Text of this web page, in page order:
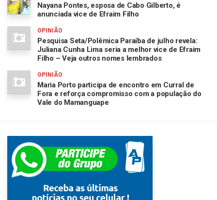
Nayana Pontes, esposa de Cabo Gilberto, é
anunciada vice de Efraim Filho
OPINIÃO
Pesquisa Seta/Polêmica Paraíba de julho revela:
Juliana Cunha Lima seria a melhor vice de Efraim
Filho – Veja outros nomes lembrados
OPINIÃO
Maria Porto participa de encontro em Curral de
Fora e reforça compromisso com a população do
Vale do Mamanguape